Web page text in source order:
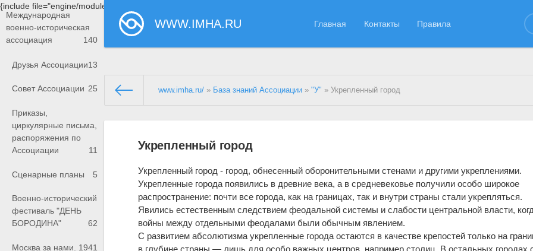
{include file="engine/modules/saperu/head.php"}
WWW.IMHA.RU Главная Контакты Правила
Международная
военно-историческая
ассоциация
140
Друзья Ассоциации13
Совет Ассоциации 25
Приказы,
циркулярные письма,
распоряжения по
Ассоциации
11
Сценарные планы 5
Военно-исторический
фестиваль "ДЕНЬ
БОРОДИНА"
62
Москва за нами. 1941
www.imha.ru/ » База знаний Ассоциации »"У" » Укрепленный город
Укрепленный город
Укрепленный город - город, обнесенный оборонительными стенами и другими укреплениями.
Укрепленные города появились в древние века, а в средневековье получили особо широкое
распространение: почти все города, как на границах, так и внутри страны стали укрепляться.
Явились естественным следствием феодальной системы и слабости центральной власти,
войны между отдельными феодалами были обычным явлением.
С развитием абсолютизма укрепленные города остаются в качестве крепостей только на
в глубине страны — лишь для особо важных центров, например столиц. В остальных городах